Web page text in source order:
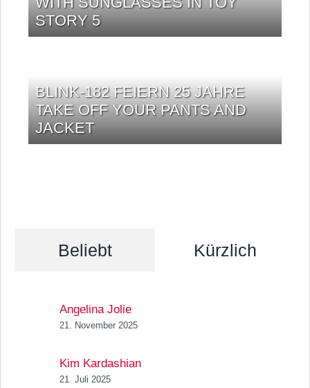
STORY 5
BLINK-182 FEIERN 25 JAHRE
TAKE OFF YOUR PANTS AND
JACKET
Beliebt Kürzlich
Angelina Jolie
21. November 2025
Kim Kardashian
21. Juli 2025